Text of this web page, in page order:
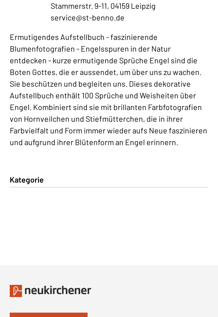
Stammerstr. 9-11, 04159 Leipzig
service@st-benno.de
Ermutigendes Aufstellbuch - faszinierende
Blumenfotografien - Engelsspuren in der Natur
entdecken - kurze ermutigende Sprüche Engel sind die
Boten Gottes, die er aussendet, um über uns zu wachen.
Sie beschützen und begleiten uns. Dieses dekorative
Aufstellbuch enthält 100 Sprüche und Weisheiten über
Engel. Kombiniert sind sie mit brillanten Farbfotografien
von Hornveilchen und Stiefmütterchen, die in ihrer
Farbvielfalt und Form immer wieder aufs Neue faszinieren
und aufgrund ihrer Blütenform an Engel erinnern.
Kategorie